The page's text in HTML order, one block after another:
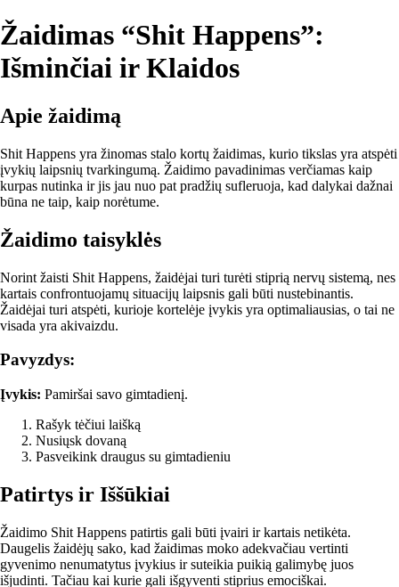
Žaidimas “Shit Happens”:
Išminčiai ir Klaidos
Apie žaidimą
Shit Happens yra žinomas stalo kortų žaidimas, kurio tikslas yra atspėti
įvykių laipsnių tvarkingumą. Žaidimo pavadinimas verčiamas kaip
kurpas nutinka ir jis jau nuo pat pradžių sufleruoja, kad dalykai dažnai
būna ne taip, kaip norėtume.
Žaidimo taisyklės
Norint žaisti Shit Happens, žaidėjai turi turėti stiprią nervų sistemą, nes
kartais confrontuojamų situacijų laipsnis gali būti nustebinantis.
Žaidėjai turi atspėti, kurioje kortelėje įvykis yra optimaliausias, o tai ne
visada yra akivaizdu.
Pavyzdys:
Įvykis: Pamiršai savo gimtadienį.
Rašyk tėčiui laišką
Nusiųsk dovaną
Pasveikink draugus su gimtadieniu
Patirtys ir Iššūkiai
Žaidimo Shit Happens patirtis gali būti įvairi ir kartais netikėta.
Daugelis žaidėjų sako, kad žaidimas moko adekvačiau vertinti
gyvenimo nenumatytus įvykius ir suteikia puikią galimybę juos
išjudinti. Tačiau kai kurie gali išgyventi stiprius emociškai.